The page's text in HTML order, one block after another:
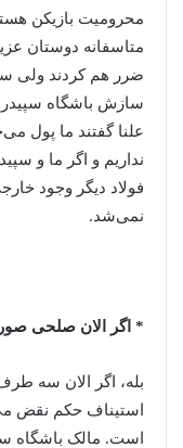
محرومیت بازیکن
متاسفانه دوستان
ضرر هم کردند ولی
سازش باشگاه
علنا گفتند ما پول
نداریم و اگر ما و
فولاد دیگر وجود
نمی‌شد.
* اگر الان صلحی
بله، اگر الان سه
استیناف حکم نقض
است. مالک باشگاه